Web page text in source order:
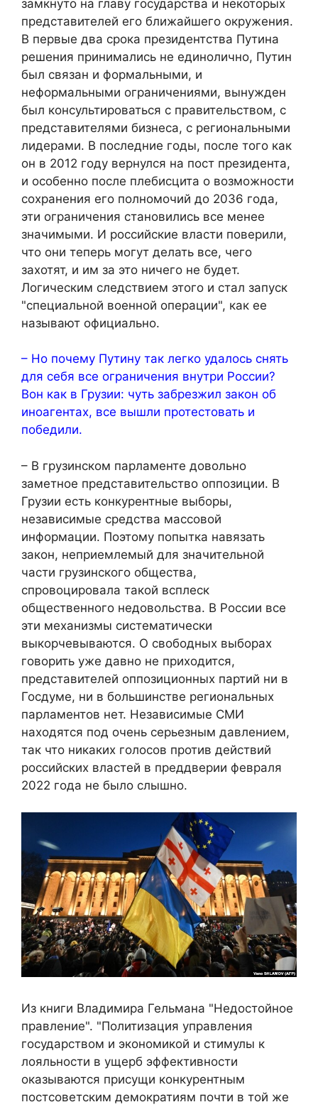
замкнуто на главу государства и некоторых
представителей его ближайшего окружения.
В первые два срока президентства Путина
решения принимались не единолично, Путин
был связан и формальными, и
неформальными ограничениями, вынужден
был консультироваться с правительством, с
представителями бизнеса, с региональными
лидерами. В последние годы, после того как
он в 2012 году вернулся на пост президента,
и особенно после плебисцита о возможности
сохранения его полномочий до 2036 года,
эти ограничения становились все менее
значимыми. И российские власти поверили,
что они теперь могут делать все, чего
захотят, и им за это ничего не будет.
Логическим следствием этого и стал запуск
"специальной военной операции", как ее
называют официально.
– Но почему Путину так легко удалось снять
для себя все ограничения внутри России?
Вон как в Грузии: чуть забрезжил закон об
иноагентах, все вышли протестовать и
победили.
– В грузинском парламенте довольно
заметное представительство оппозиции. В
Грузии есть конкурентные выборы,
независимые средства массовой
информации. Поэтому попытка навязать
закон, неприемлемый для значительной
части грузинского общества,
спровоцировала такой всплеск
общественного недовольства. В России все
эти механизмы систематически
выкорчевываются. О свободных выборах
говорить уже давно не приходится,
представителей оппозиционных партий ни в
Госдуме, ни в большинстве региональных
парламентов нет. Независимые СМИ
находятся под очень серьезным давлением,
так что никаких голосов против действий
российских властей в преддверии февраля
2022 года не было слышно.
Из книги Владимира Гельмана "Недостойное
правление". "Политизация управления
государством и экономикой и стимулы к
лояльности в ущерб эффективности
оказываются присущи конкурентным
постсоветским демократиям почти в той же